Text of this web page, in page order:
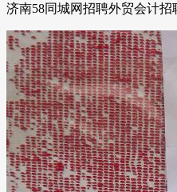
济南58同城网招聘外贸会计招